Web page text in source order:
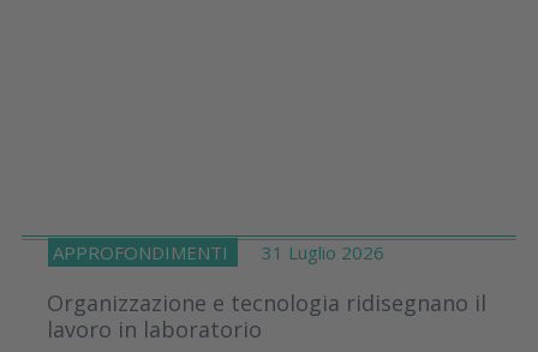
APPROFONDIMENTI 31 Luglio 2026
Organizzazione e tecnologia ridisegnano il
lavoro in laboratorio